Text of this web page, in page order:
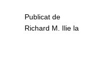
Publicat de
Richard M. Ilie la